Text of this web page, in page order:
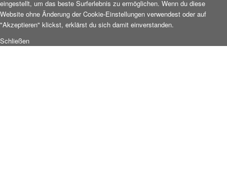
eingestellt, um das beste Surferlebnis zu ermöglichen. Wenn du diese
Website ohne Änderung der Cookie-Einstellungen verwendest oder auf
"Akzeptieren" klickst, erklärst du sich damit einverstanden.
Schließen